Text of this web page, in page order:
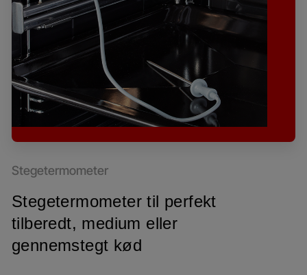
Stegetermometer
Stegetermometer til perfekt
tilberedt, medium eller
gennemstegt kød